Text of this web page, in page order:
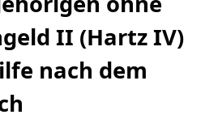
II (Hartz IV)
nach dem